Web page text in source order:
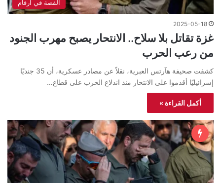
القصة في ارقام
2025-05-18
غزة تقاتل بلا سلاح.. الانتحار يصبح مهرب الجنود
من رعب الحرب
كشفت صحيفة هآرتس العبرية، نقلاً عن مصادر عسكرية، أن 35 جنديًا
إسرائيليًا أقدموا على الانتحار منذ اندلاع الحرب على قطاع…
أكمل القراءة »